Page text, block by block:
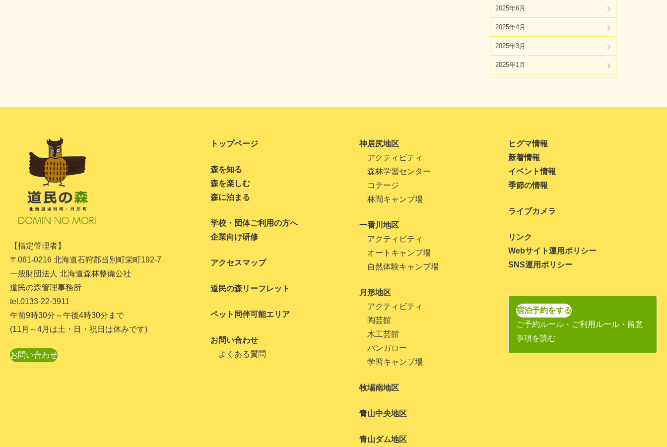
2025年6月
2025年4月
2025年3月
2025年1月
2024年7月
2024年5月
2024年1月
2023年11月
2023年10月
2023年7月
2023年6月
【指定管理者】
〒061-0216 北海道石狩郡当別町栄町192-7
一般財団法人 北海道森林整備公社
道民の森管理事務所
tel.0133-22-3911
午前9時30分～午後4時30分まで
(11月～4月は土・日・祝日は休みです)
お問い合わせ
トップページ
森を知る
森を楽しむ
森に泊まる
学校・団体ご利用の方へ
企業向け研修
アクセスマップ
道民の森リーフレット
ペット同伴可能エリア
お問い合わせ
よくある質問
神居尻地区
アクティビティ
森林学習センター
コテージ
林間キャンプ場
一番川地区
アクティビティ
オートキャンプ場
自然体験キャンプ場
月形地区
アクティビティ
陶芸館
木工芸館
バンガロー
学習キャンプ場
牧場南地区
青山中央地区
青山ダム地区
ヒグマ情報
新着情報
イベント情報
季節の情報
ライブカメラ
リンク
Webサイト運用ポリシー
SNS運用ポリシー
宿泊予約をする
ご予約ルール・ご利用ルール・留意
事項を読む